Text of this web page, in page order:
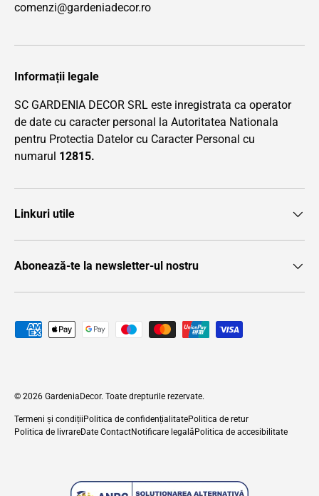
comenzi@gardeniadecor.ro
Informații legale
SC GARDENIA DECOR SRL este inregistrata ca operator
de date cu caracter personal la Autoritatea Nationala
pentru Protectia Datelor cu Caracter Personal cu
numarul 12815.
Linkuri utile
Abonează-te la newsletter-ul nostru
Metode de plată acceptate
© 2026 GardeniaDecor. Toate drepturile rezervate.
Termeni și condiții Politica de confidențialitatePolitica de retur
Politica de livrareDate ContactNotificare legală Politica de accesibilitate